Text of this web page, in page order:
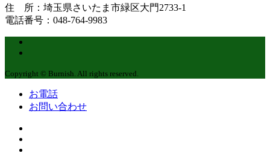
住 所：埼玉県さいたま市緑区大門2733-1
電話番号：048-764-9983
Copyright © Burnish. All rights reserved.
お電話
お問い合わせ